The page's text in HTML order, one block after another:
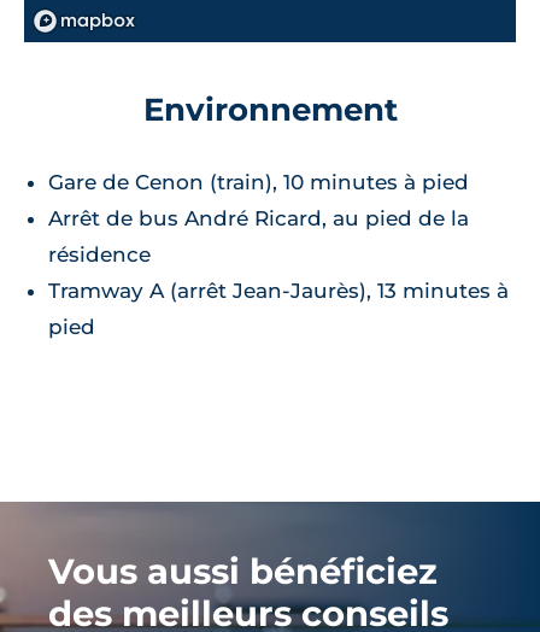
Environnement
Gare de Cenon (train), 10 minutes à pied
Arrêt de bus André Ricard, au pied de la
résidence
Tramway A (arrêt Jean-Jaurès), 13 minutes à
pied
Vous aussi bénéficiez
des meilleurs conseils